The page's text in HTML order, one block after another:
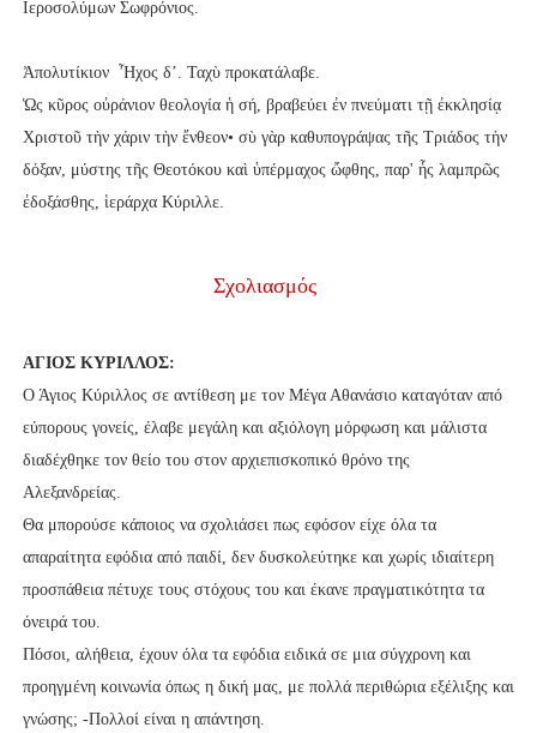
Ιεροσολύμων Σωφρόνιος.
Ἀπολυτίκιον Ἦχος δ’. Ταχὺ προκατάλαβε.
Ὡς κῦρος οὐράνιον θεολογία ἡ σή, βραβεύει ἐν πνεύματι τῇ ἐκκλησίᾳ
Χριστοῦ τὴν χάριν τὴν ἔνθεον• σὺ γὰρ καθυπογράψας τῆς Τριάδος τὴν
δόξαν, μύστης τῆς Θεοτόκου καὶ ὑπέρμαχος ὤφθης, παρ' ἧς λαμπρῶς
ἐδοξάσθης, ἱεράρχα Κύριλλε.
Σχολιασμός
ΑΓΙΟΣ ΚΥΡΙΛΛΟΣ:
Ο Άγιος Κύριλλος σε αντίθεση με τον Μέγα Αθανάσιο καταγόταν από
εύπορους γονείς, έλαβε μεγάλη και αξιόλογη μόρφωση και μάλιστα
διαδέχθηκε τον θείο του στον αρχιεπισκοπικό θρόνο της
Αλεξανδρείας.
Θα μπορούσε κάποιος να σχολιάσει πως εφόσον είχε όλα τα
απαραίτητα εφόδια από παιδί, δεν δυσκολεύτηκε και χωρίς ιδιαίτερη
προσπάθεια πέτυχε τους στόχους του και έκανε πραγματικότητα τα
όνειρά του.
Πόσοι, αλήθεια, έχουν όλα τα εφόδια ειδικά σε μια σύγχρονη και
προηγμένη κοινωνία όπως η δική μας, με πολλά περιθώρια εξέλιξης και
γνώσης; -Πολλοί είναι η απάντηση.